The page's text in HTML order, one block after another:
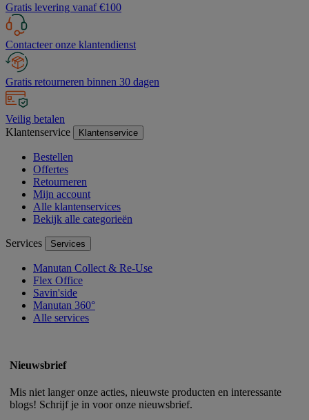
Gratis levering vanaf €100
Contacteer onze klantendienst
Gratis retourneren binnen 30 dagen
Veilig betalen
Klantenservice
Klantenservice
Bestellen
Offertes
Retourneren
Mijn account
Alle klantenservices
Bekijk alle categorieën
Services Services
Manutan Collect & Re-Use
Flex Office
Savin'side
Manutan 360°
Alle services
Nieuwsbrief
Mis niet langer onze acties, nieuwste producten en interessante
blogs! Schrijf je in voor onze nieuwsbrief.